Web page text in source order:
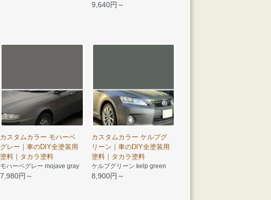
9,640円～
カスタムカラー モハーベ
グレー｜車のDIY全塗装用
塗料｜タカラ塗料
モハーベグレー mojave gray
7,980円～
カスタムカラー ケルプグ
リーン｜車のDIY全塗装用
塗料｜タカラ塗料
ケルプグリーン kelp green
8,900円～